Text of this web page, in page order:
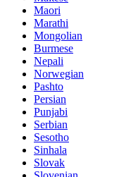
Maori
Marathi
Mongolian
Burmese
Nepali
Norwegian
Pashto
Persian
Punjabi
Serbian
Sesotho
Sinhala
Slovak